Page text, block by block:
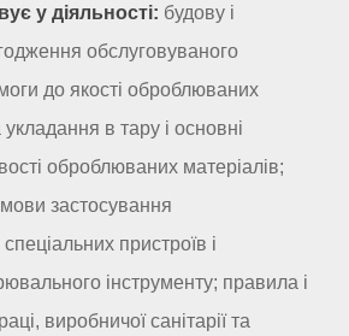
у діяльності: будову і
обслуговуваного
до якості оброблюваних
в тару і основні
оброблюваних матеріалів;
застосування
пристроїв і
інструменту; правила і
виробничої санітарії та